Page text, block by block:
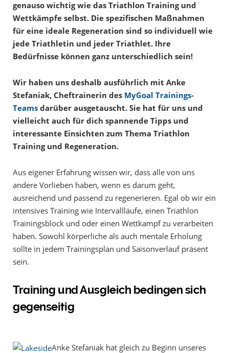
genauso wichtig wie das Triathlon Training und
Wettkämpfe selbst. Die spezifischen Maßnahmen
für eine ideale Regeneration sind so individuell wie
jede Triathletin und jeder Triathlet. Ihre
Bedürfnisse können ganz unterschiedlich sein!
Wir haben uns deshalb ausführlich mit Anke
Stefaniak, Cheftrainerin des MyGoal Trainings-
Teams darüber ausgetauscht. Sie hat für uns und
vielleicht auch für dich spannende Tipps und
interessante Einsichten zum Thema Triathlon
Training und Regeneration.
Aus eigener Erfahrung wissen wir, dass alle von uns
andere Vorlieben haben, wenn es darum geht,
ausreichend und passend zu regenerieren. Egal ob wir ein
intensives Training wie Intervallläufe, einen Triathlon
Trainingsblock und oder einen Wettkampf zu verarbeiten
haben. Sowohl körperliche als auch mentale Erholung
sollte in jedem Trainingsplan und Saisonverlauf präsent
sein.
Training und Ausgleich bedingen sich
gegenseitig
Anke Stefaniak hat gleich zu Beginn unseres